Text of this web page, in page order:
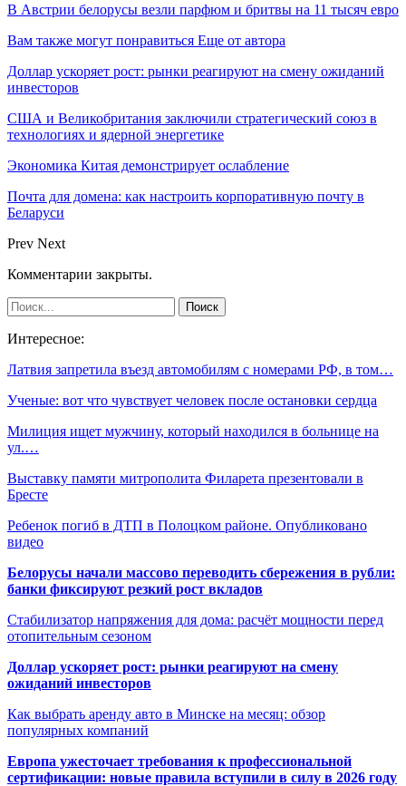
В Австрии белорусы везли парфюм и бритвы на 11 тысяч евро
Вам также могут понравиться Еще от автора
Доллар ускоряет рост: рынки реагируют на смену ожиданий
инвесторов
США и Великобритания заключили стратегический союз в
технологиях и ядерной энергетике
Экономика Китая демонстрирует ослабление
Почта для домена: как настроить корпоративную почту в
Беларуси
Prev Next
Комментарии закрыты.
Интересное:
Латвия запретила въезд автомобилям с номерами РФ, в том…
Ученые: вот что чувствует человек после остановки сердца
Милиция ищет мужчину, который находился в больнице на
ул.…
Выставку памяти митрополита Филарета презентовали в
Бресте
Ребенок погиб в ДТП в Полоцком районе. Опубликовано
видео
Белорусы начали массово переводить сбережения в рубли:
банки фиксируют резкий рост вкладов
Стабилизатор напряжения для дома: расчёт мощности перед
отопительным сезоном
Доллар ускоряет рост: рынки реагируют на смену
ожиданий инвесторов
Как выбрать аренду авто в Минске на месяц: обзор
популярных компаний
Европа ужесточает требования к профессиональной
сертификации: новые правила вступили в силу в 2026 году